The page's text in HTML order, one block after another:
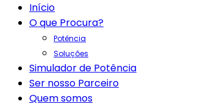
Início
O que Procura?
Potência
Soluções
Simulador de Potência
Ser nosso Parceiro
Quem somos